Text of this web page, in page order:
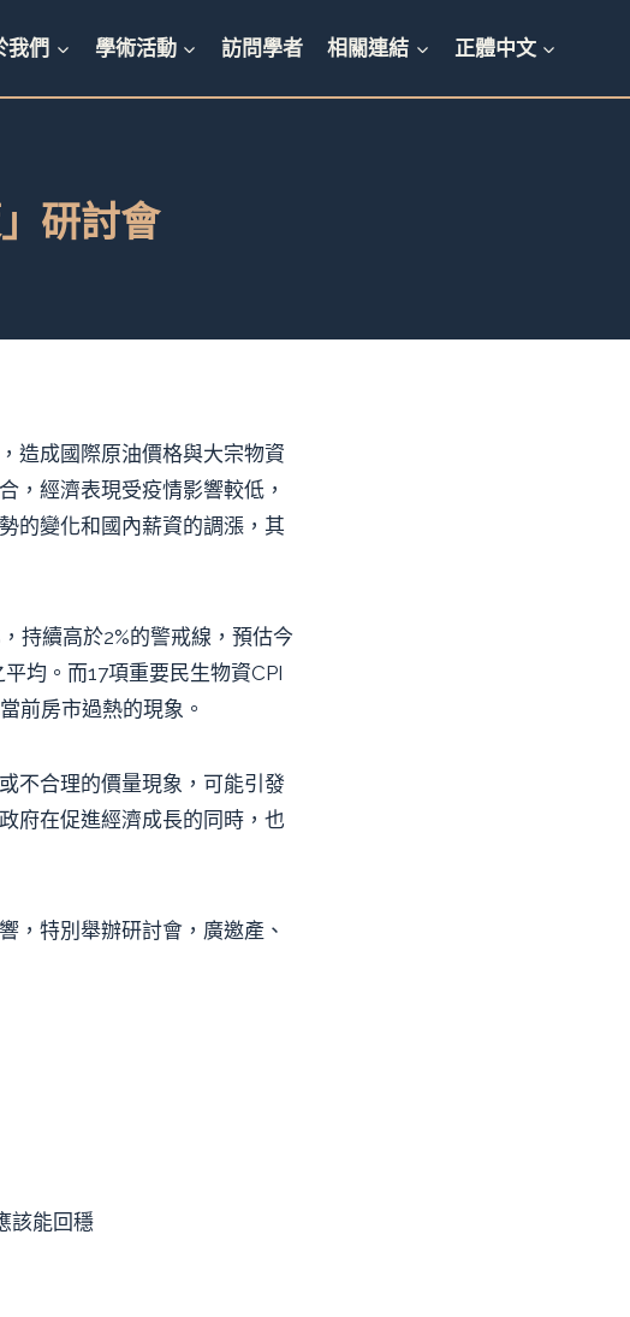
我們 學術活動 訪問學者 相關連結 正體中文
研討會
造成國際原油價格與大宗物資
，經濟表現受疫情影響較低，
的變化和國內薪資的調漲，其
持續高於2%的警戒線，預估今
均。而17項重要民生物資CPI
前房市過熱的現象。
不合理的價量現象，可能引發
府在促進經濟成長的同時，也
，特別舉辦研討會，廣邀產、
該能回穩